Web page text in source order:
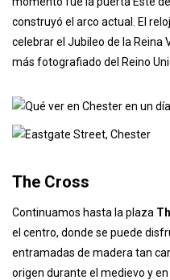
construyó el arco actual. El
celebrar el Jubileo de la Reina
más fotografiado del Reino
The Cross
Continuamos hasta la plaza
el centro, donde se puede
entramadas de madera tan
origen durante el medievo y